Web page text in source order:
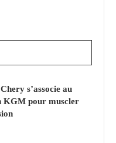
s’associe au
KGM pour muscler